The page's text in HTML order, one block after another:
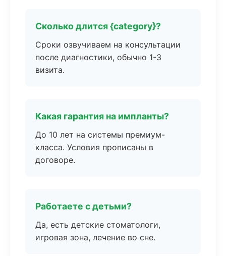
Сколько длится {category}?
Сроки озвучиваем на консультации
после диагностики, обычно 1-3
визита.
Какая гарантия на импланты?
До 10 лет на системы премиум-
класса. Условия прописаны в
договоре.
Работаете с детьми?
Да, есть детские стоматологи,
игровая зона, лечение во сне.